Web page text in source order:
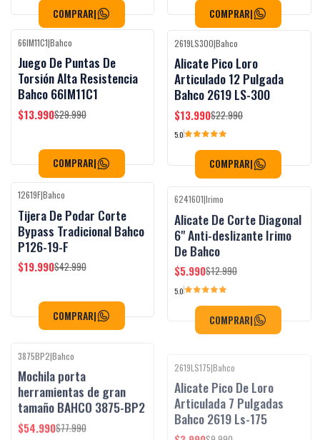
COMPRAR| COMPRAR|
-53%OFF
66IM11C1|Bahco
Juego De Puntas De
Torsión Alta Resistencia
Bahco 66IM11C1
$13.990$29.990
COMPRAR|
-39%OFF
2619LS300|Bahco
Alicate Pico Loro
Articulado 12 Pulgada
Bahco 2619 LS-300
$13.990$22.990
5.0
COMPRAR|
-54%OFF
12619F|Bahco
Tijera De Podar Corte
Bypass Tradicional Bahco
P126-19-F
$19.990$42.990
COMPRAR|
-54%OFF
Alicate De Corte Diagonal
6" Anti-deslizante Irimo
De Bahco
$5.990$12.990
Mochila porta
herramientas de gran
tamaño BAHCO 3875-BP2
$54.990 $77.990
Alicate Pico De Loro
Articulada 7 Pulgadas
Bahco 2619 Ls-175
$3.990$9.990
5.0